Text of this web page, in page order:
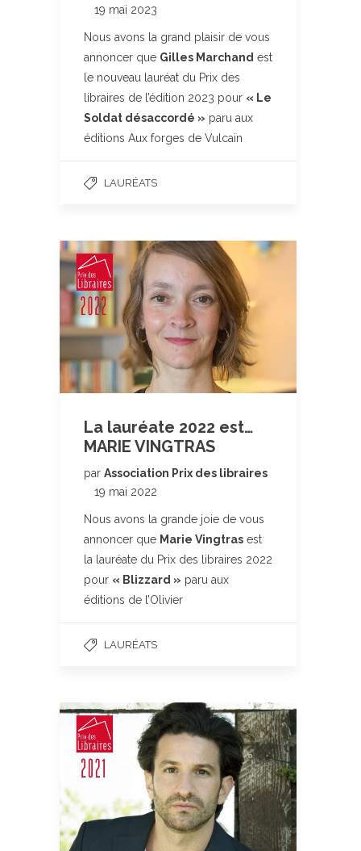
19 mai 2023
Nous avons la grand plaisir de vous
annoncer que Gilles Marchand est
le nouveau lauréat du Prix des
libraires de l’édition 2023 pour « Le
Soldat désaccordé » paru aux
éditions Aux forges de Vulcain
LAURÉATS
La lauréate 2022 est…
MARIE VINGTRAS
par Association Prix des libraires
19 mai 2022
Nous avons la grande joie de vous
annoncer que Marie Vingtras est
la lauréate du Prix des libraires 2022
pour « Blizzard » paru aux
éditions de l’Olivier
LAURÉATS